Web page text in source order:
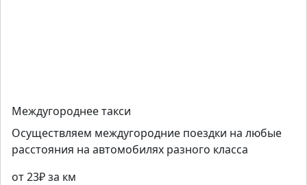
Междугороднее такси
Осуществляем междугородние поездки на любые
расстояния на автомобилях разного класса
от 23₽ за км